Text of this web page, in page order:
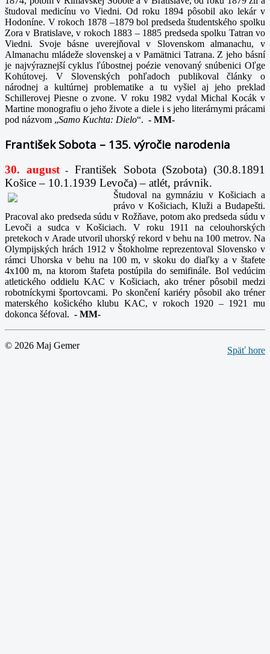
študoval medicínu vo Viedni. Od roku 1894 pôsobil ako lekár v
Hodoníne. V rokoch 1878 –1879 bol predseda študentského spolku
Zora v Bratislave, v rokoch 1883 – 1885 predseda spolku Tatran vo
Viedni. Svoje básne uverejňoval v Slovenskom almanachu, v
Almanachu mládeže slovenskej a v Pamätnici Tatrana. Z jeho básní
je najvýraznejší cyklus ľúbostnej poézie venovaný snúbenici Oľge
Kohútovej. V Slovenských pohľadoch publikoval články o
národnej a kultúrnej problematike a tu vyšiel aj jeho preklad
Schillerovej Piesne o zvone. V roku 1982 vydal Michal Kocák v
Martine monografiu o jeho živote a diele i s jeho literárnymi prácami
pod názvom „Samo Kuchta: Dielo“. - MM-
František Sobota – 135. výročie narodenia
30. august-
František Sobota (Szobota) (30.8.1891
Košice – 10.1.1939 Levoča) – atlét, právnik.
Študoval na gymnáziu v Košiciach a
právo v Košiciach, Kluži a Budapešti.
Pracoval ako predseda súdu v Rožňave, potom ako predseda súdu v
Levoči a sudca v Košiciach. V roku 1911 na celouhorských
pretekoch v Arade utvoril uhorský rekord v behu na 100 metrov. Na
Olympijských hrách 1912 v Štokholme reprezentoval Slovensko v
rámci Uhorska v behu na 100 m, v skoku do diaľky a v štafete
4x100 m, na ktorom štafeta postúpila do semifinále. Bol vedúcim
atletického oddielu KAC v Košiciach, ako tréner pôsobil medzi
robotníckymi športovcami. Po skončení kariéry pôsobil ako tréner
materského košického klubu KAC, v rokoch 1920 – 1921 mu
dokonca šéfoval. - MM-
Späť hore
© 2026 Maj Gemer